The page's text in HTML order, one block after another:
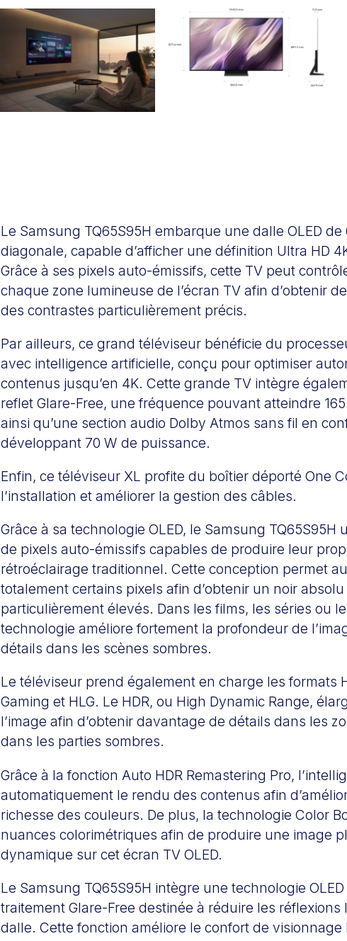
Le Samsung TQ65S95H embarque une dalle OLED
diagonale, capable d’afficher une définition Ultra HD
Grâce à ses pixels auto-émissifs, cette TV peut
chaque zone lumineuse de l’écran TV afin d’obtenir
des contrastes particulièrement précis.
Par ailleurs, ce grand téléviseur bénéficie du
avec intelligence artificielle, conçu pour optimiser
contenus jusqu’en 4K. Cette grande TV intègre
reflet Glare-Free, une fréquence pouvant atteindre
ainsi qu’une section audio Dolby Atmos sans fil en
développant 70 W de puissance.
Enfin, ce téléviseur XL profite du boîtier déporté One
l’installation et améliorer la gestion des câbles.
Grâce à sa technologie OLED, le Samsung TQ65S95H
de pixels auto-émissifs capables de produire leur
rétroéclairage traditionnel. Cette conception permet
totalement certains pixels afin d’obtenir un noir
particulièrement élevés. Dans les films, les séries ou
technologie améliore fortement la profondeur de
détails dans les scènes sombres.
Le téléviseur prend également en charge les formats
Gaming et HLG. Le HDR, ou High Dynamic Range,
l’image afin d’obtenir davantage de détails dans les
dans les parties sombres.
Grâce à la fonction Auto HDR Remastering Pro,
automatiquement le rendu des contenus afin
richesse des couleurs. De plus, la technologie Color
nuances colorimétriques afin de produire une image
dynamique sur cet écran TV OLED.
Le Samsung TQ65S95H intègre une technologie
traitement Glare-Free destinée à réduire les
dalle. Cette fonction améliore le confort de